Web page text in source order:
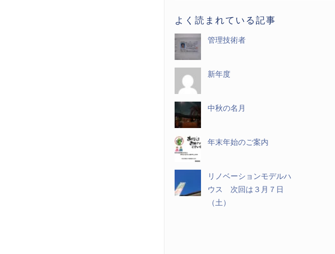
覧
よく読まれている記事
管理技術者
新年度
中秋の名月
年末年始のご案内
リノベーションモデルハ
ウス 次回は３月７日
（土）